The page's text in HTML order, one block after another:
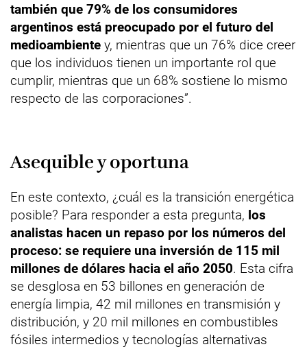
también que 79% de los consumidores
argentinos está preocupado por el futuro del
medioambiente y, mientras que un 76% dice creer
que los individuos tienen un importante rol que
cumplir, mientras que un 68% sostiene lo mismo
respecto de las corporaciones”.
Asequible y oportuna
En este contexto, ¿cuál es la transición energética
posible? Para responder a esta pregunta, los
analistas hacen un repaso por los números del
proceso: se requiere una inversión de 115 mil
millones de dólares hacia el año 2050. Esta cifra
se desglosa en 53 billones en generación de
energía limpia, 42 mil millones en transmisión y
distribución, y 20 mil millones en combustibles
fósiles intermedios y tecnologías alternativas